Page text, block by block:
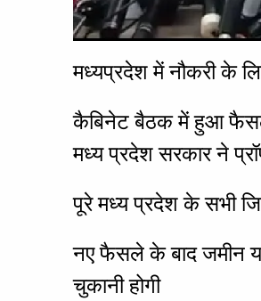
मध्यप्रदेश में नौकरी के
कैबिनेट बैठक में हुआ फैसला,
मध्य प्रदेश सरकार ने
पूरे मध्य प्रदेश के सभी
नए फैसले के बाद जमीन
चुकानी होगी